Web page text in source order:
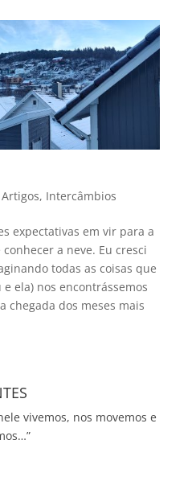
Artigos, Intercâmbios
expectativas em vir para a
a neve. Eu cresci
todas as coisas que
ela) nos encontrássemos
chegada dos meses mais
vivemos, nos movemos e